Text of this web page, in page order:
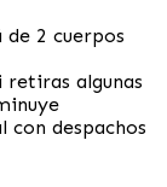
2 cuerpos
retiras algunas
con despachos